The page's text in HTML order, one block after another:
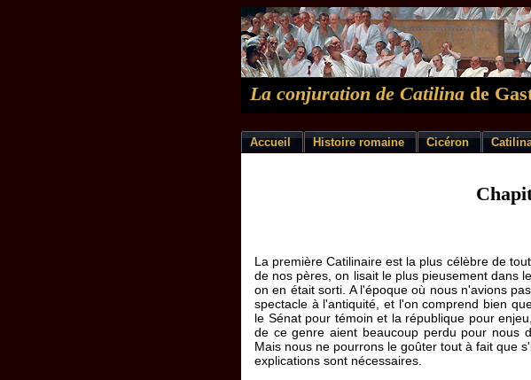
La conjuration de Catilina de
Accueil Histoire romaine Cicéron
La première Catilinaire est la plus célèbre de
de nos pères, on lisait le plus pieusement dans
on en était sorti. A l'époque où nous n'avions
spectacle à l'antiquité, et l'on comprend bien
le Sénat pour témoin et la république pour
de ce genre aient beaucoup perdu pour nous
Mais nous ne pourrons le goûter tout à fait que
explications sont nécessaires.